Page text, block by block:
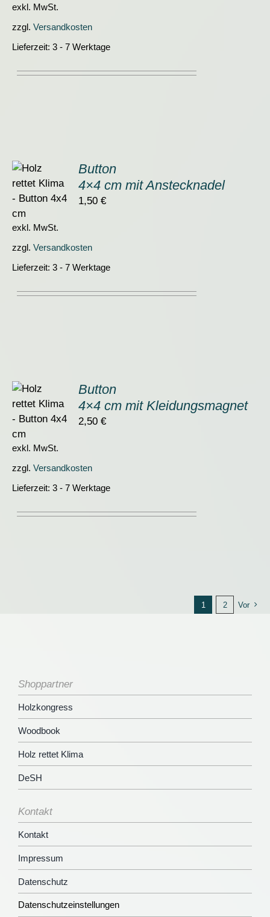
exkl. MwSt.
zzgl. Versandkosten
Lieferzeit: 3 - 7 Werktage
Button
4×4 cm mit Anstecknadel
1,50€
exkl. MwSt.
zzgl. Versandkosten
Lieferzeit: 3 - 7 Werktage
Button
4×4 cm mit Kleidungsmagnet
2,50€
exkl. MwSt.
zzgl. Versandkosten
Lieferzeit: 3 - 7 Werktage
1 2 Vor
Shoppartner
Holzkongress
Woodbook
Holz rettet Klima
DeSH
Kontakt
Kontakt
Impressum
Datenschutz
Datenschutzeinstellungen